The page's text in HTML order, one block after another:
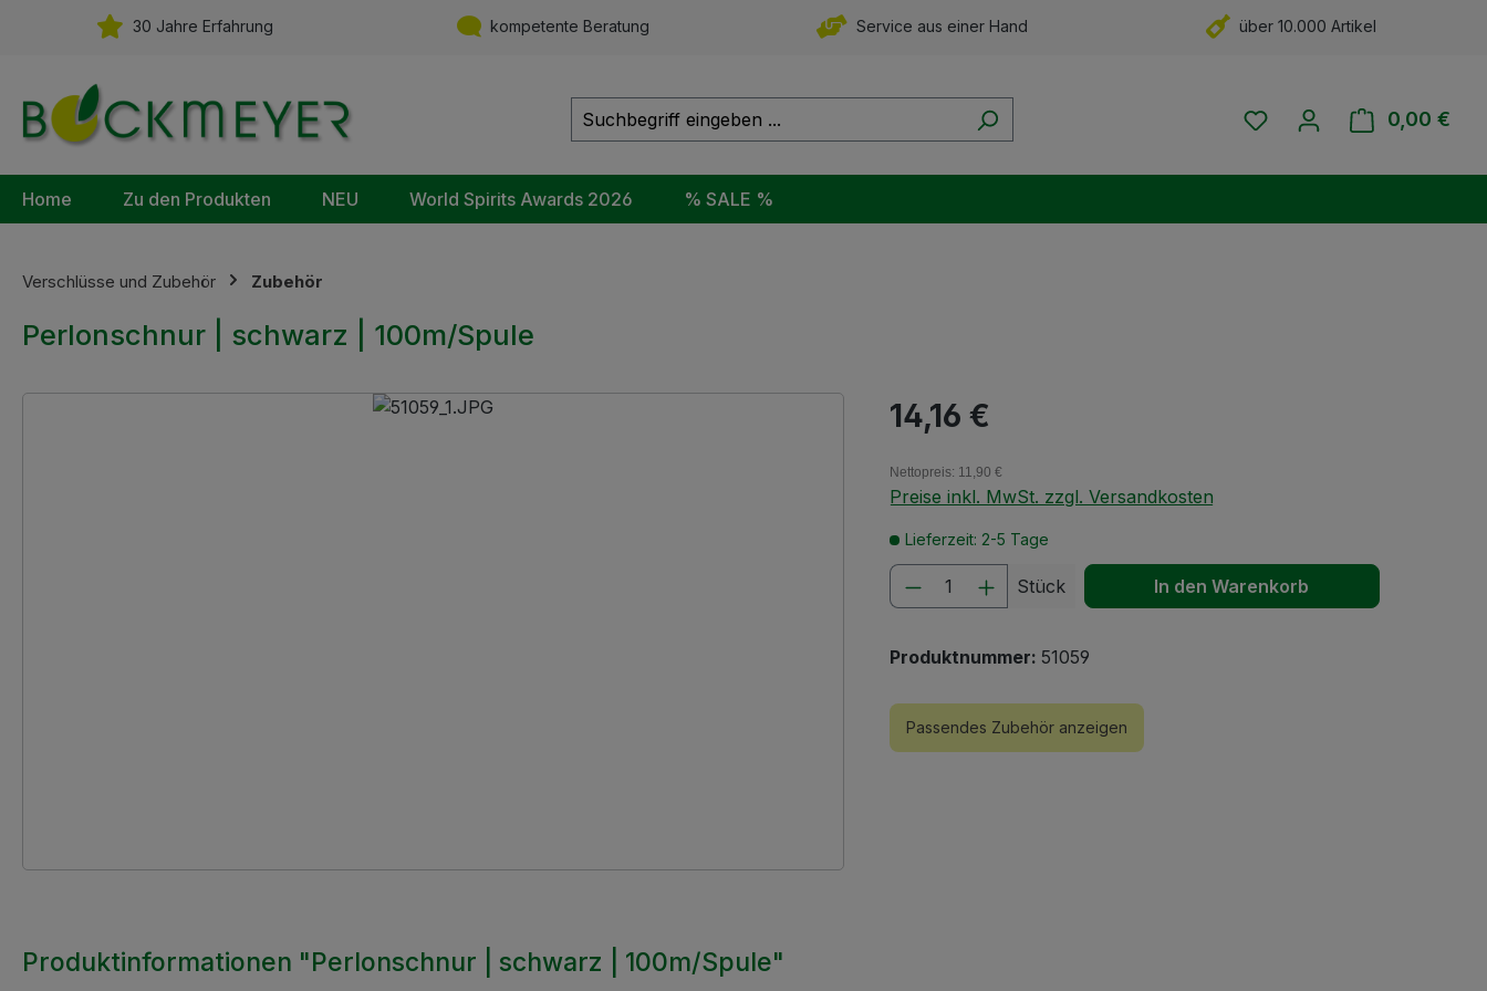
Hauptinhalt springen
Zur Suche springen
Zur Hauptnavigation springen
30 Jahre Erfahrung kompetente Beratung Service aus einer Hand über 10.000 Artikel
Du hast 0 Produkte auf
0,00 €
Home Zu den Produkten NEU World Spirits Awards 2026 % SALE %
Verschlüsse und Zubehör Zubehör
Perlonschnur | schwarz | 100m/Spule
Regulärer Preis:
14,16 €
Nettopreis: 11,90 €
Preise inkl. MwSt. zzgl. Versandkosten
Lieferzeit: 2-5 Tage
Produkt Anzahl: Gib den gewünschten Wert
Stück In den Warenkorb
Produktnummer: 51059
Passendes Zubehör anzeigen
Produktinformationen "Perlonschnur | schwarz | 100m/Spule"